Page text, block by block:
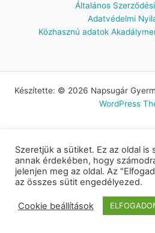
Általános
Adatvédelmi
Közhasznú adatok
Készítette: © 2026 Napsugár
WordPress
Szeretjük a sütiket. Ez az oldal
annak érdekében, hogy
jelenjen meg az oldal. Az
az összes sütit engedélyezed.
Cookie beállítások